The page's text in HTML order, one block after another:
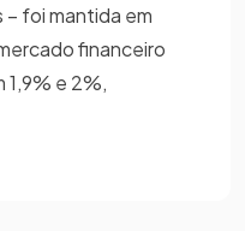
foi mantida em
financeiro
1,9% e 2%,